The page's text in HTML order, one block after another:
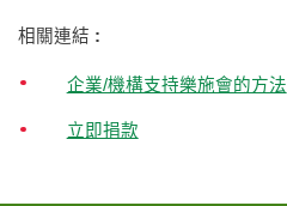
相關連結 :
企業/機構支持樂施會的方法
立即捐款